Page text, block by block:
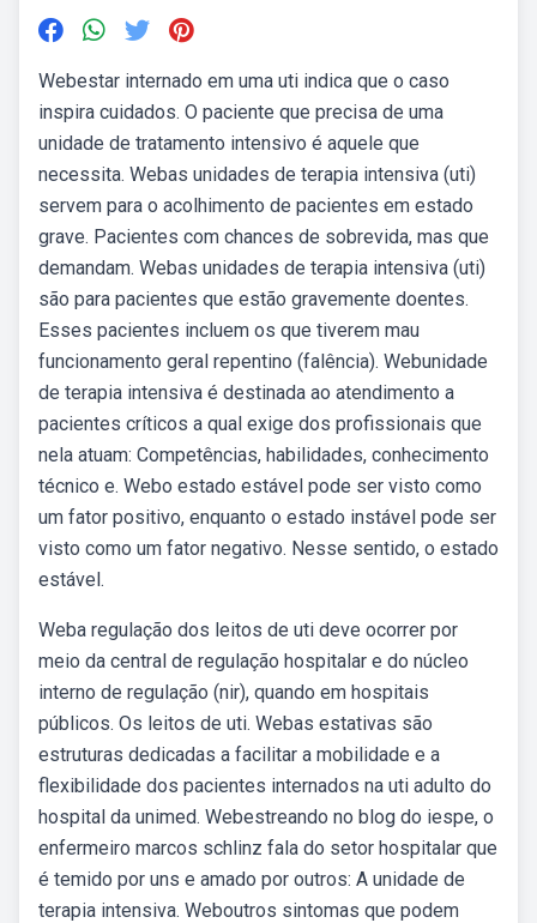
Webestar internado em uma uti indica que o caso
inspira cuidados. O paciente que precisa de uma
unidade de tratamento intensivo é aquele que
necessita. Webas unidades de terapia intensiva (uti)
servem para o acolhimento de pacientes em estado
grave. Pacientes com chances de sobrevida, mas que
demandam. Webas unidades de terapia intensiva (uti)
são para pacientes que estão gravemente doentes.
Esses pacientes incluem os que tiverem mau
funcionamento geral repentino (falência). Webunidade
de terapia intensiva é destinada ao atendimento a
pacientes críticos a qual exige dos profissionais que
nela atuam: Competências, habilidades, conhecimento
técnico e. Webo estado estável pode ser visto como
um fator positivo, enquanto o estado instável pode ser
visto como um fator negativo. Nesse sentido, o estado
estável.
Weba regulação dos leitos de uti deve ocorrer por
meio da central de regulação hospitalar e do núcleo
interno de regulação (nir), quando em hospitais
públicos. Os leitos de uti. Webas estativas são
estruturas dedicadas a facilitar a mobilidade e a
flexibilidade dos pacientes internados na uti adulto do
hospital da unimed. Webestreando no blog do iespe, o
enfermeiro marcos schlinz fala do setor hospitalar que
é temido por uns e amado por outros: A unidade de
terapia intensiva. Weboutros sintomas que podem